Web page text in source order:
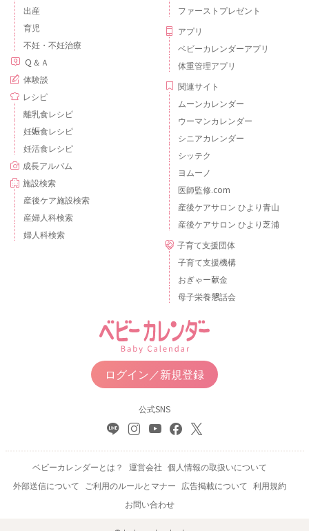
出産
育児
不妊・不妊治療
Ｑ＆Ａ
体験談
レシピ
離乳食レシピ
妊娠食レシピ
妊活食レシピ
成長アルバム
施設検索
産後ケア施設検索
産婦人科検索
婦人科検索
ファーストプレゼント
アプリ
ベビーカレンダーアプリ
体重管理アプリ
関連サイト
ムーンカレンダー
ウーマンカレンダー
シニアカレンダー
シッテク
ヨムーノ
医師監修.com
産後ケアサロン ひより青山
産後ケアサロン ひより芝浦
子育て支援団体
子育て支援機構
おぎゃー献金
母子栄養懇話会
ログイン／新規登録
公式SNS
ベビーカレンダーとは？ 運営会社 個人情報の取扱いについて
外部送信について
ご利用のルールとマナー 広告掲載について 利用規約
お問い合わせ